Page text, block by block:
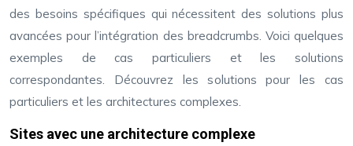
des besoins spécifiques qui nécessitent des solutions plus
avancées pour l’intégration des breadcrumbs. Voici quelques
exemples de cas particuliers et les solutions
correspondantes. Découvrez les solutions pour les cas
particuliers et les architectures complexes.
Sites avec une architecture complexe